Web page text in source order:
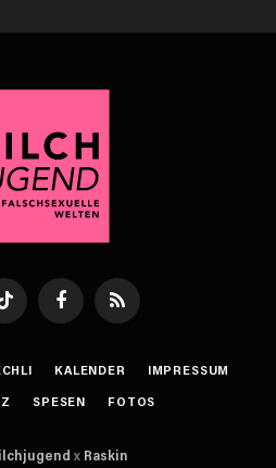
TikTok FacebookRSS
KALENDER
IMPRESSUM
SPESEN FOTOS
x Raskin